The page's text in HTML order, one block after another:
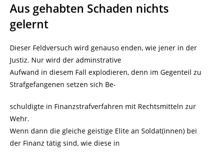
Aus gehabten Schaden nichts
gelernt
Dieser Feldversuch wird genauso enden, wie jener in der
Justiz. Nur wird der adminstrative
Aufwand in diesem Fall explodieren, denn im Gegenteil zu
Strafgefangenen setzen sich Be-
schuldigte in Finanzstrafverfahren mit Rechtsmitteln zur
Wehr.
Wenn dann die gleiche geistige Elite an Soldat(innen) bei
der Finanz tätig sind, wie diese in